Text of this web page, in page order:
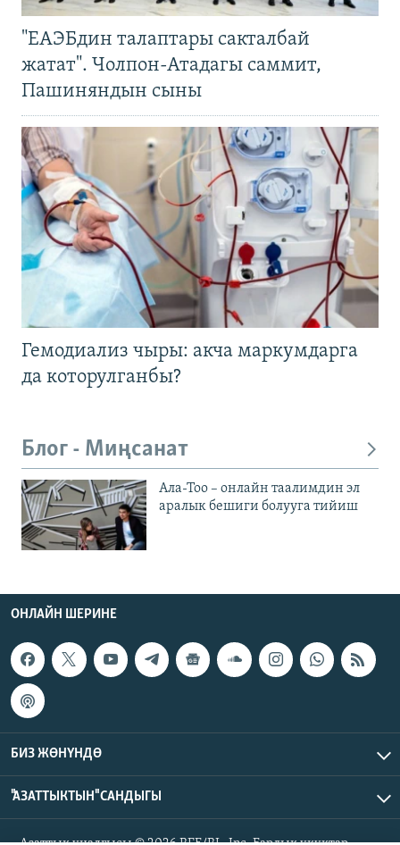
"ЕАЭБдин талаптары сакталбай
жатат". Чолпон-Атадагы саммит,
Пашиняндын сыны
Гемодиализ чыры: акча маркумдарга
да которулганбы?
Блог - Миңсанат
Ала-Тоо – онлайн таалимдин эл
аралык бешиги болууга тийиш
ОНЛАЙН ШЕРИНЕ
БИЗ ЖӨНҮНДӨ
"АЗАТТЫКТЫН" САНДЫГЫ